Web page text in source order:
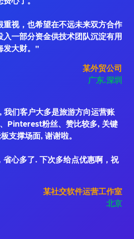
重视，也希望在不远未来双方合作
入一部分资金供技术团队沉淀有用
发大财。"
某外贸公司
广东.深圳
我们客户大多是旅游方向运营账
Pinterest粉丝、赞比较多, 关键
支撑场面, 谢谢啦。
省心多了. 下次多给点优惠啊，祝
某社交软件运营工作室
北京